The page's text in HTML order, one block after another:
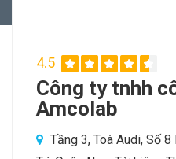
4.5
Công ty tnhh
Amcolab
Tầng 3, Toà Audi, Số